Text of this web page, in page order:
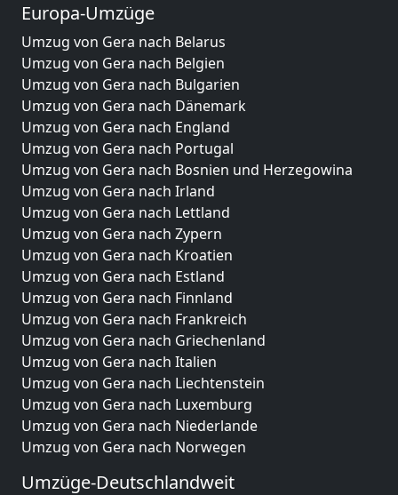
Europa-Umzüge
Umzug von Gera nach Belarus
Umzug von Gera nach Belgien
Umzug von Gera nach Bulgarien
Umzug von Gera nach Dänemark
Umzug von Gera nach England
Umzug von Gera nach Portugal
Umzug von Gera nach Bosnien und Herzegowina
Umzug von Gera nach Irland
Umzug von Gera nach Lettland
Umzug von Gera nach Zypern
Umzug von Gera nach Kroatien
Umzug von Gera nach Estland
Umzug von Gera nach Finnland
Umzug von Gera nach Frankreich
Umzug von Gera nach Griechenland
Umzug von Gera nach Italien
Umzug von Gera nach Liechtenstein
Umzug von Gera nach Luxemburg
Umzug von Gera nach Niederlande
Umzug von Gera nach Norwegen
Umzüge-Deutschlandweit